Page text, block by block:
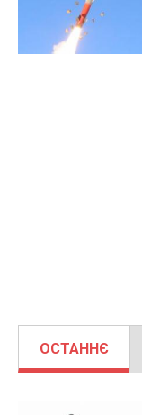
ОСТАННЄ